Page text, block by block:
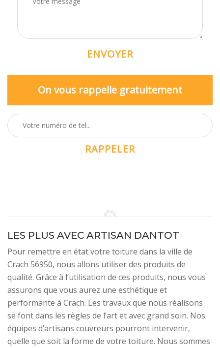
On vous rappelle gratuitement
LES PLUS AVEC ARTISAN DANTOT
Pour remettre en état votre toiture dans la ville de
Crach 56950, nous allons utiliser des produits de
qualité. Grâce à l’utilisation de ces produits, nous vous
assurons que vous aurez une esthétique et
performante à Crach. Les travaux que nous réalisons
se font dans les règles de l’art et avec grand soin. Nos
équipes d’artisans couvreurs pourront intervenir,
quelle que soit la forme de votre toiture. Nous sommes